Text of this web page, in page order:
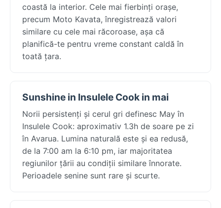
coastă la interior. Cele mai fierbinți orașe,
precum Moto Kavata, înregistrează valori
similare cu cele mai răcoroase, așa că
planifică-te pentru vreme constant caldă în
toată țara.
Sunshine in Insulele Cook in mai
Norii persistenți și cerul gri definesc May în
Insulele Cook: aproximativ 1.3h de soare pe zi
în Avarua. Lumina naturală este și ea redusă,
de la 7:00 am la 6:10 pm, iar majoritatea
regiunilor țării au condiții similare înnorate.
Perioadele senine sunt rare și scurte.